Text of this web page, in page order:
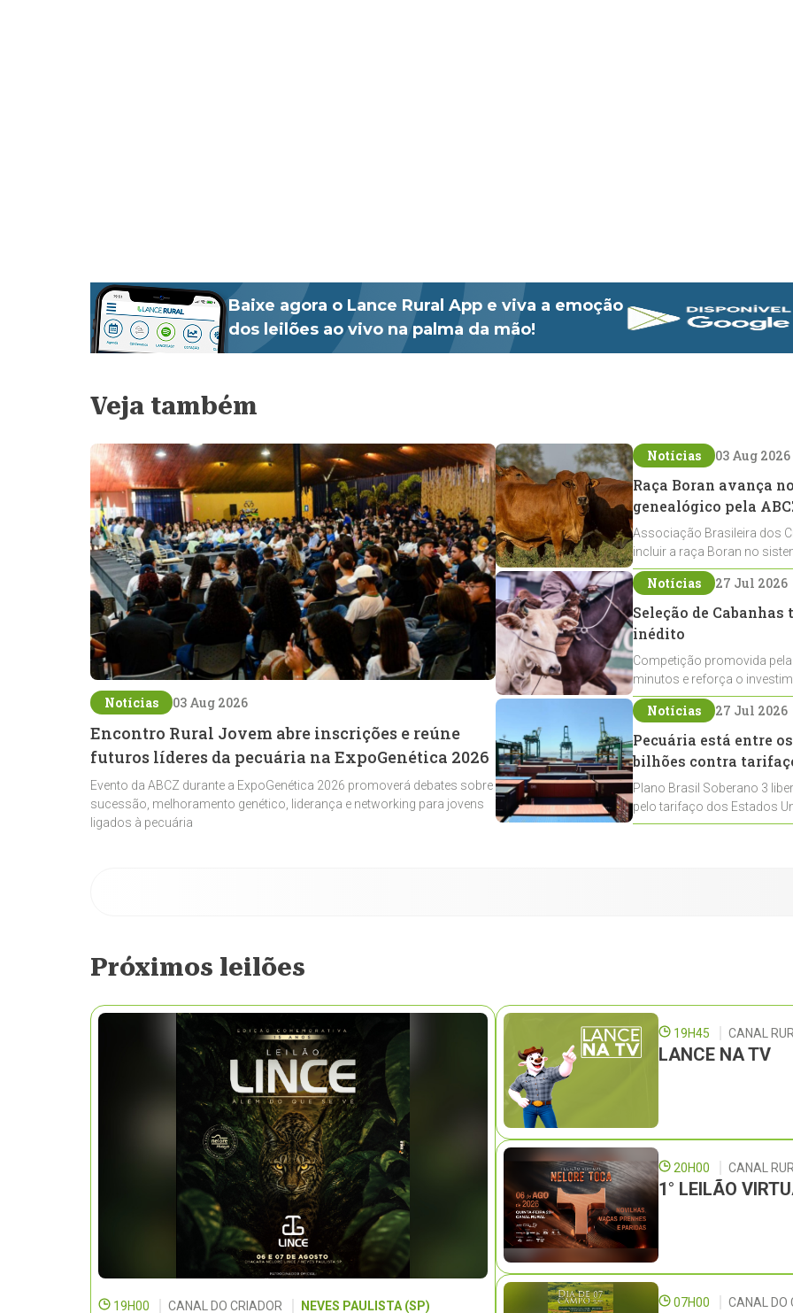
Baixe agora o Lance Rural App e viva a emoção
dos leilões ao vivo na palma da mão!
Veja também
Notícias 03 Aug 2026
Encontro Rural Jovem abre inscrições e reúne
futuros líderes da pecuária na ExpoGenética 2026
Evento da ABCZ durante a ExpoGenética 2026 promoverá debates sobre
sucessão, melhoramento genético, liderança e networking para jovens
ligados à pecuária
Notícias 03 Aug 2026
Raça Boran avança
genealógico pela
Associação Brasileira dos
incluir a raça Boran no
expansão na pecuária
Notícias 27 Jul 2026
Seleção de
inédito
Competição promovida
minutos e reforça o
Crioulos voltados ao laço
Notícias 27 Jul 2026
Pecuária está entre
bilhões contra
Plano Brasil Soberano 3
pelo tarifaço dos Estados
contemplados
Próximos leilões
19H00 CANAL DO CRIADOR NEVES PAULISTA (SP)
19H45 CANAL
LANCE NA TV
20H00 CANAL
1° LEILÃO
07H00 CANAL DO